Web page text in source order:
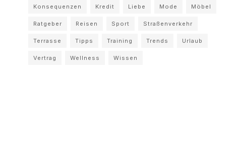
Konsequenzen Kredit Liebe Mode Möbel
Ratgeber Reisen Sport Straßenverkehr
Terrasse Tipps Training Trends Urlaub
Vertrag Wellness Wissen